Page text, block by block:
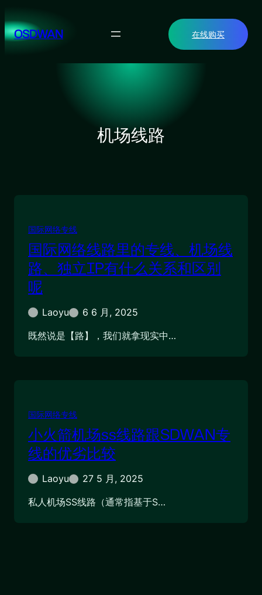
至
内OSDWAN 在线购买
机场线路
国际网络专线
国际网络线路里的专线、机场线
路、独立IP有什么关系和区别
呢
Laoyu
6 6 月, 2025
既然说是【路】，我们就拿现实中…
国际网络专线
小火箭机场ss线路跟SDWAN专
线的优劣比较
Laoyu
27 5 月, 2025
私人机场SS线路（通常指基于S…